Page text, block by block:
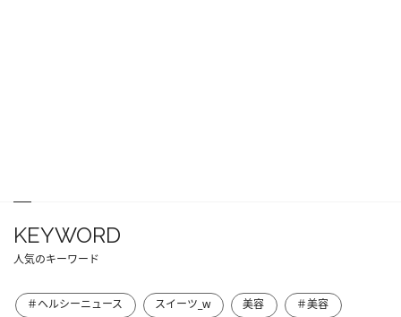
KEYWORD
人気のキーワード
＃ヘルシーニュース スイーツ_w 美容
＃美容